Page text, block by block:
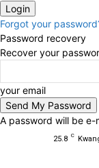
Forgot your
Password recovery
Recover your
your email
A password will be e-
25.8 C